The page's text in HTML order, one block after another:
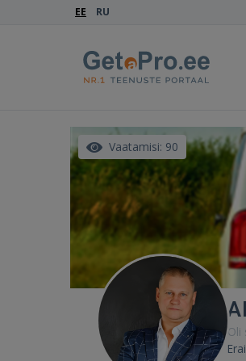
EE RU
Vaatamisi: 90
Oli